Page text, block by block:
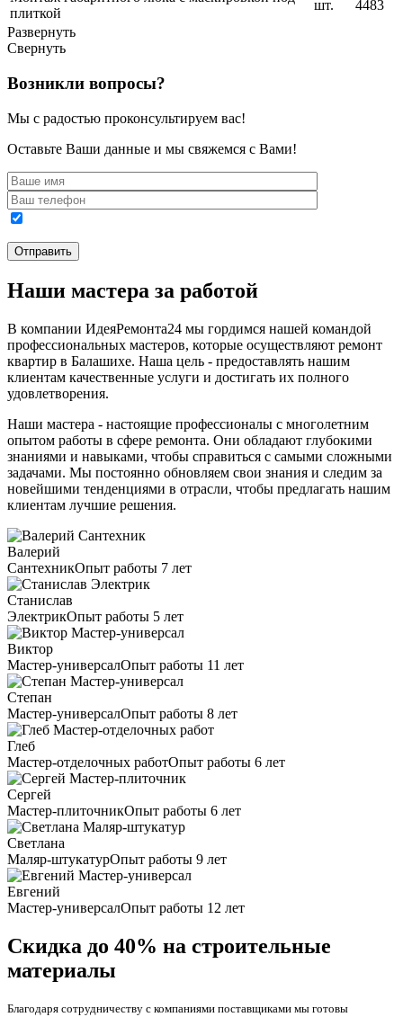
плиткой
шт.
4483
Развернуть
Свернуть
Возникли вопросы?
Мы с радостью проконсультируем вас!
Оставьте Ваши данные и мы свяжемся с Вами!
Наши мастера за работой
В компании ИдеяРемонта24 мы гордимся нашей командой
профессиональных мастеров, которые осуществляют ремонт
квартир в Балашихе. Наша цель - предоставлять нашим
клиентам качественные услуги и достигать их полного
удовлетворения.
Наши мастера - настоящие профессионалы с многолетним
опытом работы в сфере ремонта. Они обладают глубокими
знаниями и навыками, чтобы справиться с самыми сложными
задачами. Мы постоянно обновляем свои знания и следим за
новейшими тенденциями в отрасли, чтобы предлагать нашим
клиентам лучшие решения.
Валерий
СантехникОпыт работы 7 лет
Станислав
ЭлектрикОпыт работы 5 лет
Виктор
Мастер-универсалОпыт работы 11 лет
Степан
Мастер-универсалОпыт работы 8 лет
Глеб
Мастер-отделочных работОпыт работы 6 лет
Сергей
Мастер-плиточникОпыт работы 6 лет
Светлана
Маляр-штукатурОпыт работы 9 лет
Евгений
Мастер-универсалОпыт работы 12 лет
Скидка до 40% на строительные
материалы
Благодаря сотрудничеству с компаниями поставщиками мы готовы